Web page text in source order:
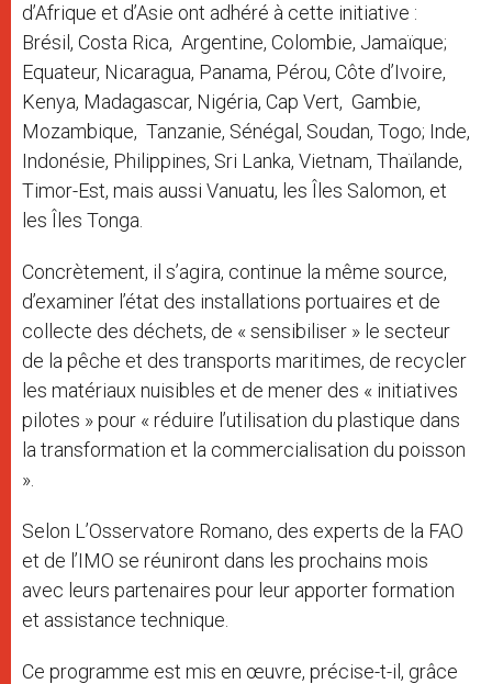
d’Afrique et d’Asie ont adhéré à cette initiative :
Brésil, Costa Rica, Argentine, Colombie, Jamaïque;
Equateur, Nicaragua, Panama, Pérou, Côte d’Ivoire,
Kenya, Madagascar, Nigéria, Cap Vert, Gambie,
Mozambique, Tanzanie, Sénégal, Soudan, Togo; Inde,
Indonésie, Philippines, Sri Lanka, Vietnam, Thaïlande,
Timor-Est, mais aussi Vanuatu, les Îles Salomon, et
les Îles Tonga.
Concrètement, il s’agira, continue la même source,
d’examiner l’état des installations portuaires et de
collecte des déchets, de « sensibiliser » le secteur
de la pêche et des transports maritimes, de recycler
les matériaux nuisibles et de mener des « initiatives
pilotes » pour « réduire l’utilisation du plastique dans
la transformation et la commercialisation du poisson
».
Selon L’Osservatore Romano, des experts de la FAO
et de l’IMO se réuniront dans les prochains mois
avec leurs partenaires pour leur apporter formation
et assistance technique.
Ce programme est mis en œuvre, précise-t-il, grâce